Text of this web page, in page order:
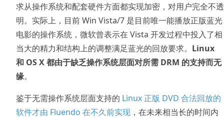
求从操作系统和配套硬件方面都实现加密，对用户完全不透
明。实际上，目前 Win Vista/7 是目前唯一能播放正版蓝光
电影的操作系统，微软曾表示在 Vista 开发过程中投入了相
当大的精力和结构上的调整满足蓝光的回放要求。 Linux
和 OS X 都由于缺乏操作系统层面对所需 DRM 的支持而无
缘。
鉴于无需操作系统层面支持的 Linux 正版 DVD 合法回放的
软件才由 Fluendo 在不久前实现 ，在未来相当长的时间内